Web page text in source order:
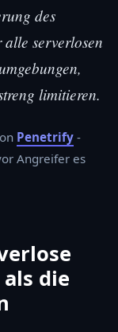
des
serverlosen
limitieren.
Penetrify -
Angreifer es
die